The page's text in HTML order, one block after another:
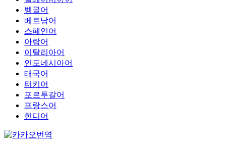
벵골어
베트남어
스페인어
아랍어
이탈리아어
인도네시아어
태국어
터키어
포르투갈어
프랑스어
힌디어